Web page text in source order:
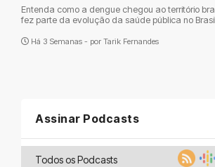
Entenda como a dengue chegou ao território
fez parte da evolução da saúde pública no
Há 3 Semanas - por Tarik Fernandes
Assinar Podcasts
Todos os Podcasts